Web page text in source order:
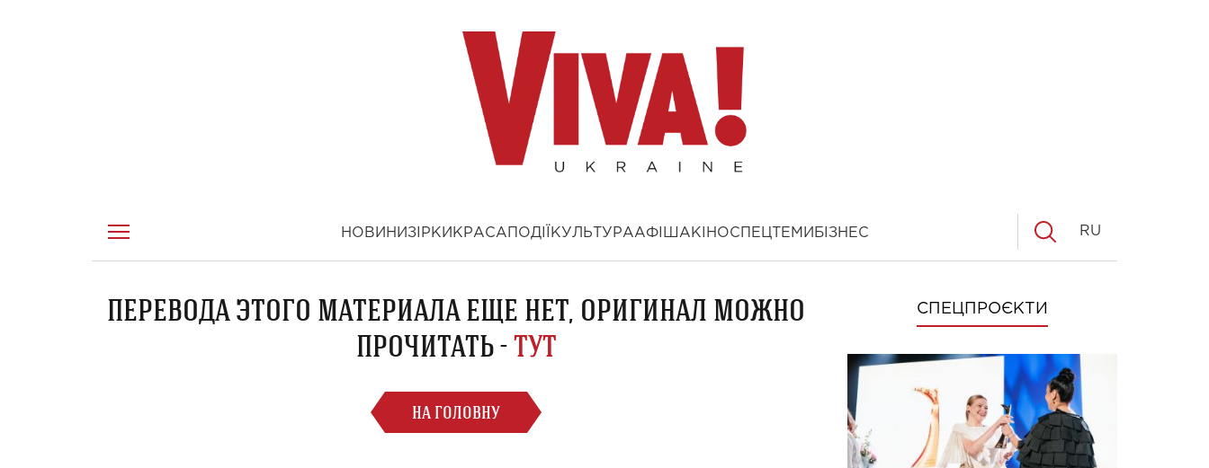
НОВИНИ ЗІРКИ КРАСА ПОДІЇ КУЛЬТУРААФІША КІНОСПЕЦТЕМИ БІЗНЕС RU
ПЕРЕВОДА ЭТОГО МАТЕРИАЛА ЕЩЕ НЕТ, ОРИГИНАЛ МОЖНО
ПРОЧИТАТЬ -ТУТ
НА ГОЛОВНУ
СПЕЦПРОЄКТИ